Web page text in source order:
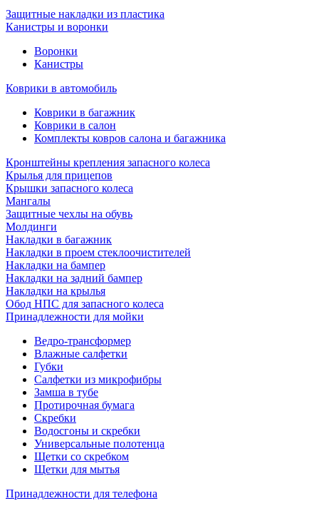
Защитные накладки из пластика
Канистры и воронки
Воронки
Канистры
Коврики в автомобиль
Коврики в багажник
Коврики в салон
Комплекты ковров салона и багажника
Кронштейны крепления запасного колеса
Крылья для прицепов
Крышки запасного колеса
Мангалы
Защитные чехлы на обувь
Молдинги
Накладки в багажник
Накладки в проем стеклоочистителей
Накладки на бампер
Накладки на задний бампер
Накладки на крылья
Обод НПС для запасного колеса
Принадлежности для мойки
Ведро-трансформер
Влажные салфетки
Губки
Салфетки из микрофибры
Замша в тубе
Протирочная бумага
Скребки
Водосгоны и скребки
Универсальные полотенца
Щетки со скребком
Щетки для мытья
Принадлежности для телефона